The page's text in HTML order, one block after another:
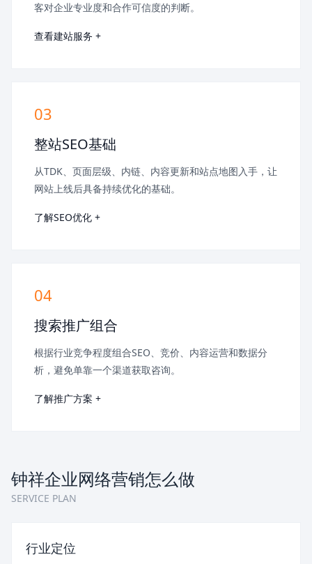
客对企业专业度和合作可信度的判断。
查看建站服务 +
03
整站SEO基础
从TDK、页面层级、内链、内容更新和站点地图入手，让
网站上线后具备持续优化的基础。
了解SEO优化 +
04
搜索推广组合
根据行业竞争程度组合SEO、竞价、内容运营和数据分
析，避免单靠一个渠道获取咨询。
了解推广方案 +
钟祥企业网络营销怎么做
SERVICE PLAN
行业定位